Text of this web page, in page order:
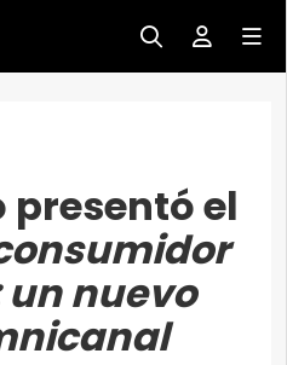
presentó el
nuevo